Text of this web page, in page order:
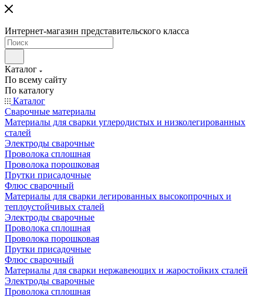
Интернет-магазин представительского класса
Каталог
По всему сайту
По каталогу
Каталог
Сварочные материалы
Материалы для сварки углеродистых и низколегированных
сталей
Электроды сварочные
Проволока сплошная
Проволока порошковая
Прутки присадочные
Флюс сварочный
Материалы для сварки легированных высокопрочных и
теплоустойчивых сталей
Электроды сварочные
Проволока сплошная
Проволока порошковая
Прутки присадочные
Флюс сварочный
Материалы для сварки нержавеющих и жаростойких сталей
Электроды сварочные
Проволока сплошная